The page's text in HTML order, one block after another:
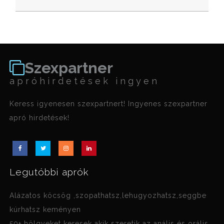
Szexpartner
apróhirdetések ingyen
Keress igyenesen szexpartnert! Ingyenes szexpartner
apró hirdetések!
Legutóbbi aprók
Alázatos köcsög ,szopathatsz,lehugyozhatsz,seggbe
kúrhatsz keményen